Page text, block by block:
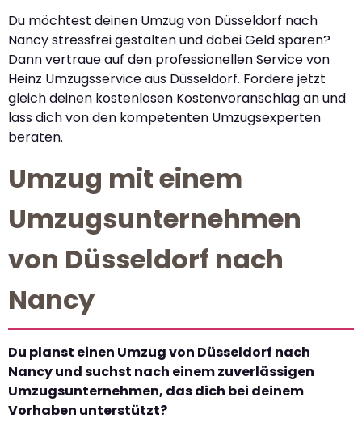
Du möchtest deinen Umzug von Düsseldorf nach
Nancy stressfrei gestalten und dabei Geld sparen?
Dann vertraue auf den professionellen Service von
Heinz Umzugsservice aus Düsseldorf. Fordere jetzt
gleich deinen kostenlosen Kostenvoranschlag an und
lass dich von den kompetenten Umzugsexperten
beraten.
Umzug mit einem
Umzugsunternehmen
von Düsseldorf nach
Nancy
Du planst einen Umzug von Düsseldorf nach
Nancy und suchst nach einem zuverlässigen
Umzugsunternehmen, das dich bei deinem
Vorhaben unterstützt?